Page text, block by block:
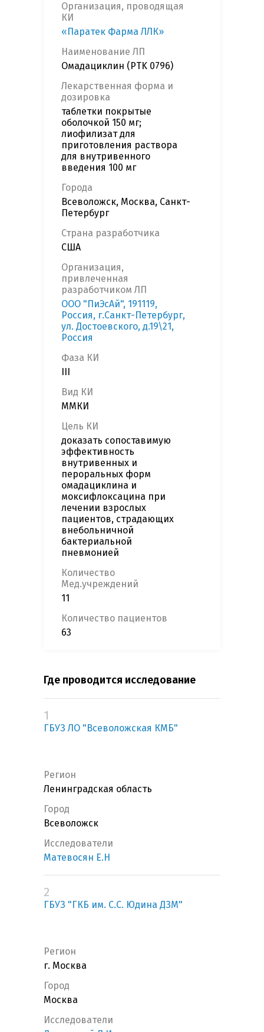
Организация, проводящая
КИ
«Паратек Фарма ЛЛК»
Наименование ЛП
Омадациклин (PTK 0796)
Лекарственная форма и
дозировка
таблетки покрытые
оболочкой 150 мг;
лиофилизат для
приготовления раствора
для внутривенного
введения 100 мг
Города
Всеволожск, Москва, Санкт-
Петербург
Страна разработчика
США
Организация,
привлеченная
разработчиком ЛП
ООО "ПиЭсАй", 191119,
Россия, г.Санкт-Петербург,
ул. Достоевского, д.19\21,
Россия
Фаза КИ
Вид КИ
ММКИ
Цель КИ
доказать сопоставимую
эффективность
внутривенных и
пероральных форм
омадациклина и
моксифлоксацина при
лечении взрослых
пациентов, страдающих
внебольничной
бактериальной
пневмонией
Количество
Мед.учреждений
11
Количество пациентов
63
Где проводится исследование
1
ГБУЗ ЛО "Всеволожская КМБ"
Регион
Ленинградская область
Город
Всеволожск
Исследователи
Матевосян Е.Н
2
ГБУЗ "ГКБ им. С.С. Юдина ДЗМ"
Регион
г. Москва
Город
Москва
Исследователи